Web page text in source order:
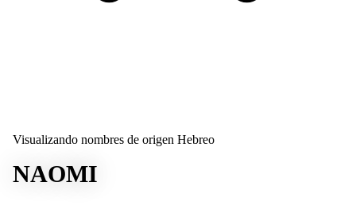
Visualizando nombres de origen Hebreo
NAOMI